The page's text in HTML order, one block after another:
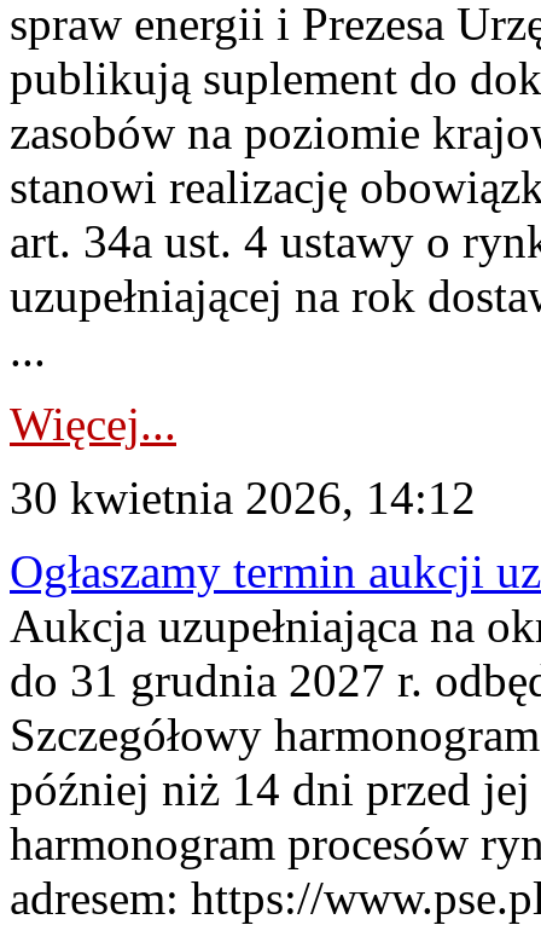
spraw energii i Prezesa
publikują suplement do
zasobów na poziomie
stanowi realizację
art. 34a ust. 4 ustawy o
uzupełniającej na rok
...
Więcej...
30 kwietnia 2026, 14:12
Ogłaszamy termin aukcji
Aukcja uzupełniająca na
do 31 grudnia 2027 r.
Szczegółowy
później niż 14 dni przed
harmonogram procesów
adresem: https://